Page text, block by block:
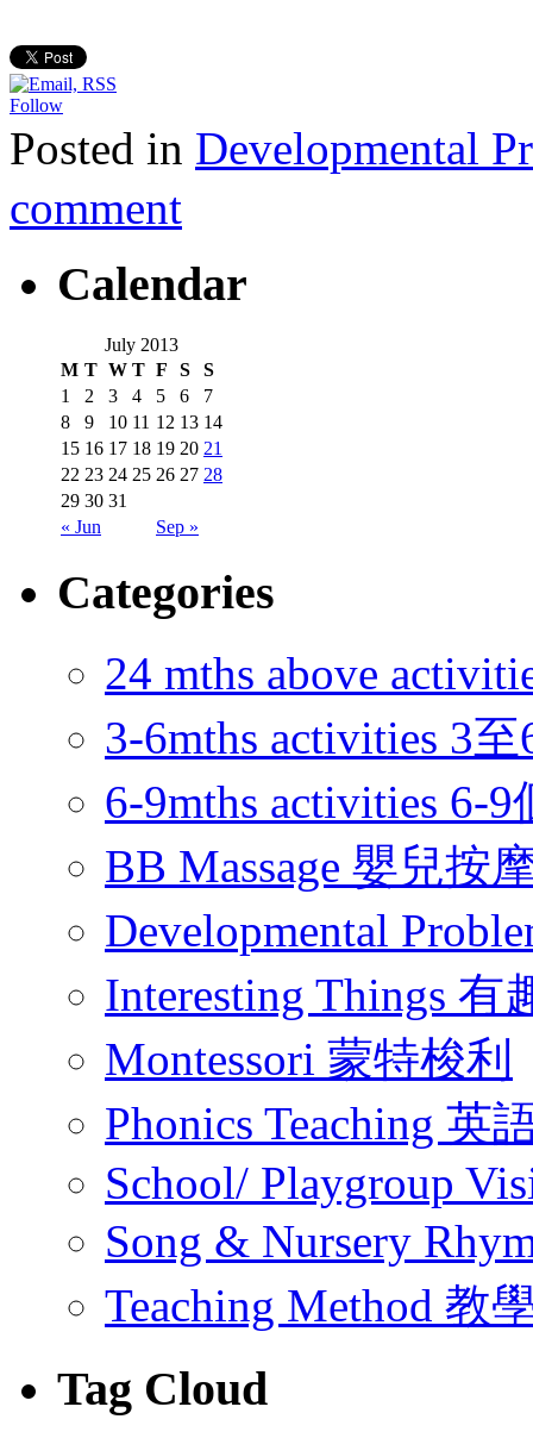
Follow
Posted in Developmental
comment
Calendar
July 2013
M T W T F S S
« Jun Sep »
1 2 3 4 5 6
7
8
9 10 11 12 13 14
15 16 17 18 19 20 21
22 23 24 25 26 27 28
29 30 31
Categories
24 mths above
3-6mths activities 3
6-9mths activities 6-
BB Massage 嬰兒按
Developmental
Interesting Things 有
Montessori 蒙特梭利
Phonics Teaching 英
School/ Playgroup
Song & Nursery
Teaching Method 教
Tag Cloud